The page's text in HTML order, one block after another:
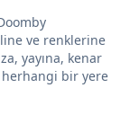
ve renklerine
yayına, kenar
bir yere